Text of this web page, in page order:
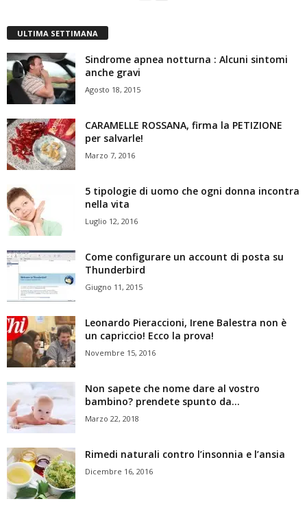
ULTIMA SETTIMANA
Sindrome apnea notturna : Alcuni sintomi
anche gravi
Agosto 18, 2015
CARAMELLE ROSSANA, firma la PETIZIONE
per salvarle!
Marzo 7, 2016
5 tipologie di uomo che ogni donna incontra
nella vita
Luglio 12, 2016
Come configurare un account di posta su
Thunderbird
Giugno 11, 2015
Leonardo Pieraccioni, Irene Balestra non è
un capriccio! Ecco la prova!
Novembre 15, 2016
Non sapete che nome dare al vostro
bambino? prendete spunto da...
Marzo 22, 2018
Rimedi naturali contro l’insonnia e l’ansia
Dicembre 16, 2016